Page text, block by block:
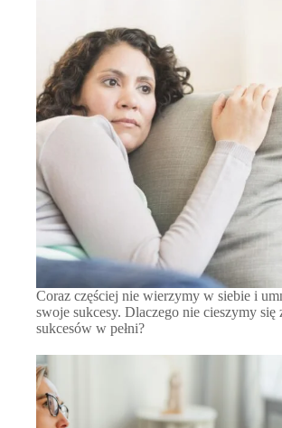
Coraz częściej nie wierzymy w siebie i
swoje sukcesy. Dlaczego nie cieszymy się
sukcesów w pełni?